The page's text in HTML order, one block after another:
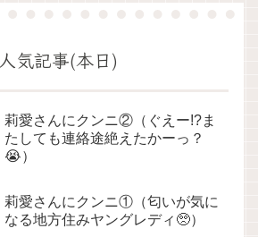
人気記事(本日)
莉愛さんにクンニ②（ぐえー!?ま
たしても連絡途絶えたかーっ？
😭）
莉愛さんにクンニ①（匂いが気に
なる地方住みヤングレディ🥺）